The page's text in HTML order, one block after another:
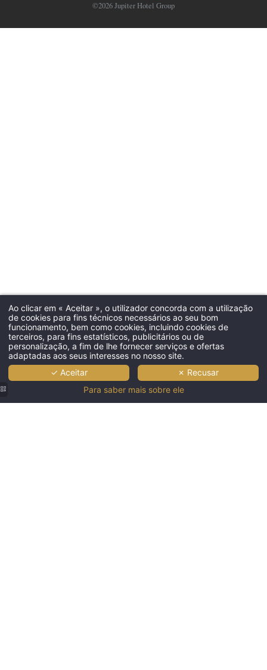
©2026 Jupiter Hotel Group
Ao clicar em « Aceitar », o utilizador concorda com a utilização
de cookies para fins técnicos necessários ao seu bom
funcionamento, bem como cookies, incluindo cookies de
terceiros, para fins estatísticos, publicitários ou de
personalização, a fim de lhe fornecer serviços e ofertas
adaptadas aos seus interesses no nosso site.
✓ Aceitar
✗ Recusar
Para saber mais sobre ele